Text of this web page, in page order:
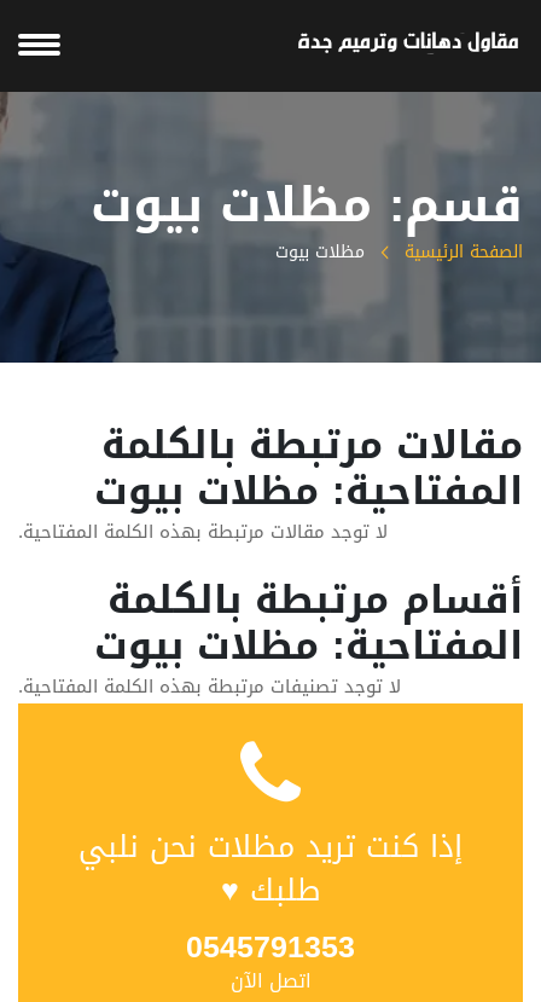
قسم: مظلات بيوت
الصفحة الرئيسية مظلات بيوت
مقالات مرتبطة بالكلمة
المفتاحية: مظلات بيوت
لا توجد مقالات مرتبطة بهذه الكلمة المفتاحية.
أقسام مرتبطة بالكلمة
المفتاحية: مظلات بيوت
لا توجد تصنيفات مرتبطة بهذه الكلمة المفتاحية.
إذا كنت تريد مظلات نحن نلبي
طلبك ♥
0545791353
اتصل الآن